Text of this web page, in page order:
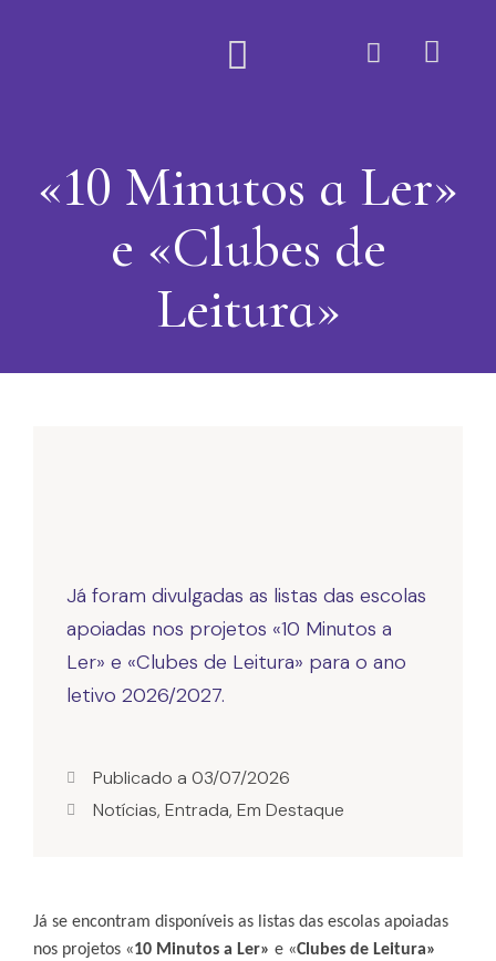
«10 Minutos a Ler»
e «Clubes de
Leitura»
Já foram divulgadas as listas das escolas
apoiadas nos projetos «10 Minutos a
Ler» e «Clubes de Leitura» para o ano
letivo 2026/2027.
Publicado a 03/07/2026
Notícias, Entrada, Em Destaque
Já se encontram disponíveis as listas das escolas apoiadas
nos projetos «10 Minutos a Ler» e «Clubes de Leitura»